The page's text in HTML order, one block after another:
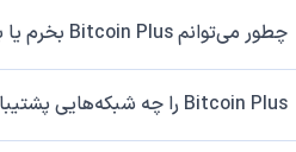
چطور می‌توانم Bitcoin Plus بخرم یا بفروشم؟
Bitcoin Plus را چه شبکه‌هایی پشتیبانی می‌کند؟